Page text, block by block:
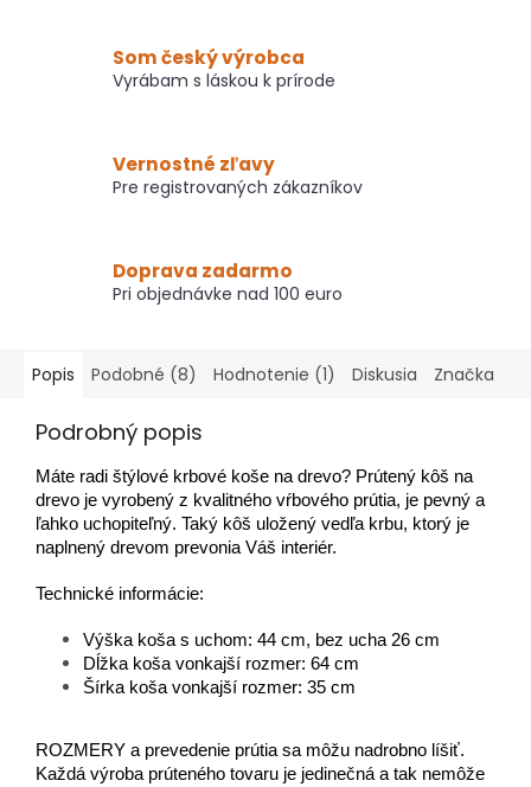
Som český výrobca
Vyrábam s láskou k prírode
Vernostné zľavy
Pre registrovaných zákazníkov
Doprava zadarmo
Pri objednávke nad 100 euro
Popis Podobné (8) Hodnotenie (1) Diskusia Značka
Podrobný popis
Máte radi štýlové krbové koše na drevo? Prútený kôš na
drevo je vyrobený z kvalitného vŕbového prútia, je pevný a
ľahko uchopiteľný. Taký kôš uložený vedľa krbu, ktorý je
naplnený drevom prevonia Váš interiér.
Technické informácie:
Výška koša s uchom: 44 cm, bez ucha 26 cm
Dĺžka koša vonkajší rozmer: 64 cm
Šírka koša vonkajší rozmer: 35 cm
ROZMERY a prevedenie prútia sa môžu nadrobno líšiť.
Každá výroba prúteného tovaru je jedinečná a tak nemôže